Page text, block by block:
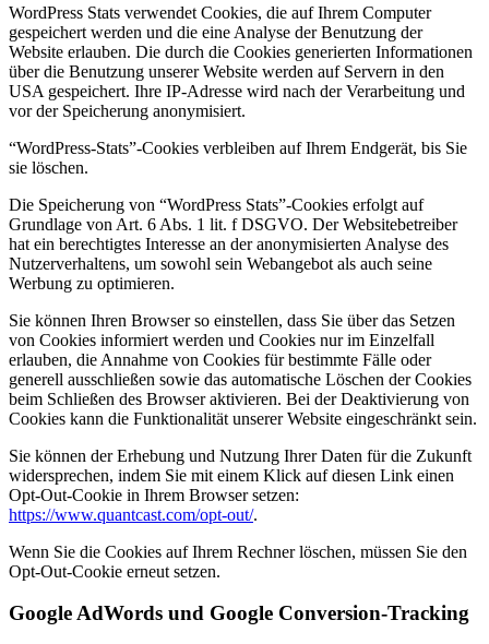
WordPress Stats verwendet Cookies, die auf Ihrem Computer
gespeichert werden und die eine Analyse der Benutzung der
Website erlauben. Die durch die Cookies generierten Informationen
über die Benutzung unserer Website werden auf Servern in den
USA gespeichert. Ihre IP-Adresse wird nach der Verarbeitung und
vor der Speicherung anonymisiert.
“WordPress-Stats”-Cookies verbleiben auf Ihrem Endgerät, bis Sie
sie löschen.
Die Speicherung von “WordPress Stats”-Cookies erfolgt auf
Grundlage von Art. 6 Abs. 1 lit. f DSGVO. Der Websitebetreiber
hat ein berechtigtes Interesse an der anonymisierten Analyse des
Nutzerverhaltens, um sowohl sein Webangebot als auch seine
Werbung zu optimieren.
Sie können Ihren Browser so einstellen, dass Sie über das Setzen
von Cookies informiert werden und Cookies nur im Einzelfall
erlauben, die Annahme von Cookies für bestimmte Fälle oder
generell ausschließen sowie das automatische Löschen der Cookies
beim Schließen des Browser aktivieren. Bei der Deaktivierung von
Cookies kann die Funktionalität unserer Website eingeschränkt sein.
Sie können der Erhebung und Nutzung Ihrer Daten für die Zukunft
widersprechen, indem Sie mit einem Klick auf diesen Link einen
Opt-Out-Cookie in Ihrem Browser setzen:
https://www.quantcast.com/opt-out/.
Wenn Sie die Cookies auf Ihrem Rechner löschen, müssen Sie den
Opt-Out-Cookie erneut setzen.
Google AdWords und Google Conversion-Tracking